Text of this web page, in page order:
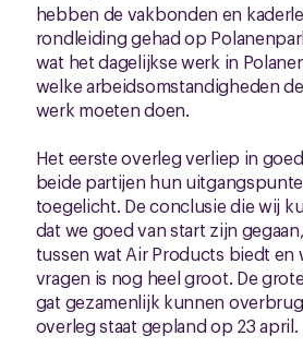
hebben de vakbonden en
rondleiding gehad op
wat het dagelijkse werk in
welke arbeidsomstandigheden
werk moeten doen.
Het eerste overleg verliep in
beide partijen hun
toegelicht. De conclusie die wij
dat we goed van start zijn
tussen wat Air Products biedt en
vragen is nog heel groot. De
gat gezamenlijk kunnen
overleg staat gepland op 23 april.